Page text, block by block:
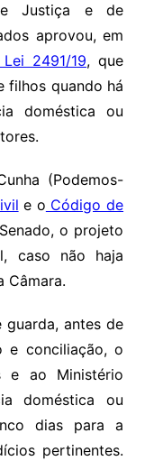
e Justiça e de
aprovou, em
2491/19, que
filhos quando há
doméstica ou
(Podemos-
e o Código de
o projeto
caso não haja
Câmara.
antes de
e conciliação, o
e ao Ministério
doméstica ou
dias para a
pertinentes.